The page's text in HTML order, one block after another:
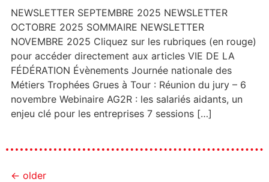
NEWSLETTER SEPTEMBRE 2025 NEWSLETTER
OCTOBRE 2025 SOMMAIRE NEWSLETTER
NOVEMBRE 2025 Cliquez sur les rubriques (en rouge)
pour accéder directement aux articles VIE DE LA
FÉDÉRATION Évènements Journée nationale des
Métiers Trophées Grues à Tour : Réunion du jury – 6
novembre Webinaire AG2R : les salariés aidants, un
enjeu clé pour les entreprises 7 sessions […]
← older